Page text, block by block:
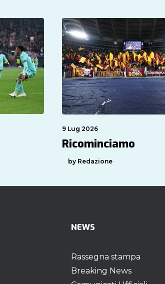
9 Lug 2026
Ricominciamo
by Redazione
NEWS
Rassegna stampa
Breaking News